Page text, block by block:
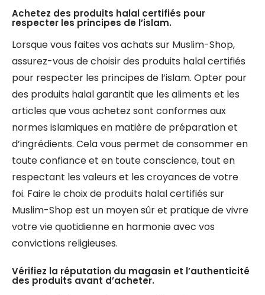
Achetez des produits halal certifiés pour
respecter les principes de l’islam.
Lorsque vous faites vos achats sur Muslim-Shop,
assurez-vous de choisir des produits halal certifiés
pour respecter les principes de l’islam. Opter pour
des produits halal garantit que les aliments et les
articles que vous achetez sont conformes aux
normes islamiques en matière de préparation et
d’ingrédients. Cela vous permet de consommer en
toute confiance et en toute conscience, tout en
respectant les valeurs et les croyances de votre
foi. Faire le choix de produits halal certifiés sur
Muslim-Shop est un moyen sûr et pratique de vivre
votre vie quotidienne en harmonie avec vos
convictions religieuses.
Vérifiez la réputation du magasin et l’authenticité
des produits avant d’acheter.